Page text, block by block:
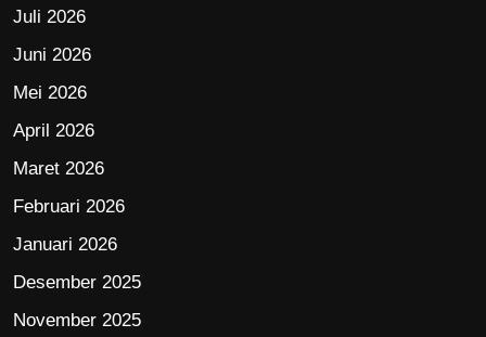
Juli 2026
Juni 2026
Mei 2026
April 2026
Maret 2026
Februari 2026
Januari 2026
Desember 2025
November 2025